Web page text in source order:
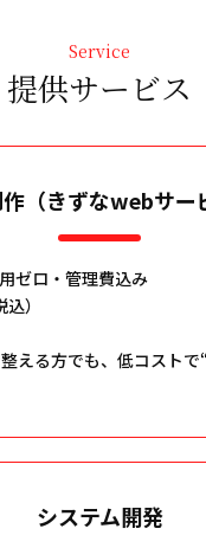
Service
提供サービス
（きずなwebサー
ゼロ・管理費込み
）
える方でも、低コストで
システム開発